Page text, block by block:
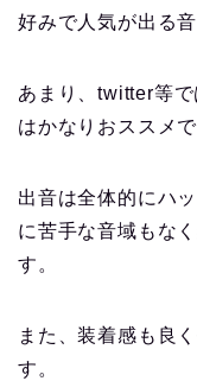
好みで人気が出る
あまり、twitter等で
はかなりおススメ
出音は全体的にハ
に苦手な音域もな
す。
また、装着感も良
す。